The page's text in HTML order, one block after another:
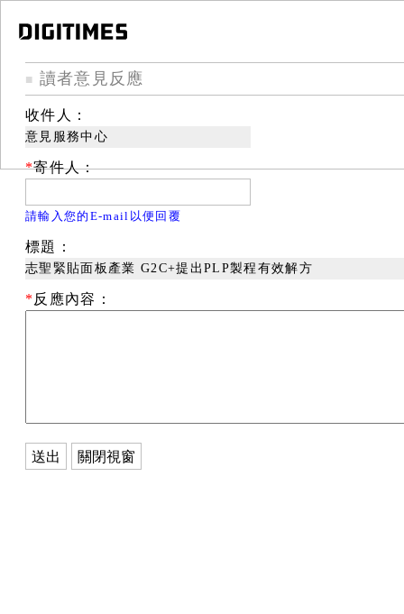
■ 讀者意見反應
收件人：
意見服務中心
*寄件人：
請輸入您的E-mail以便回覆
標題：
志聖緊貼面板產業 G2C+提出PLP製程有效解方
* 反應內容：